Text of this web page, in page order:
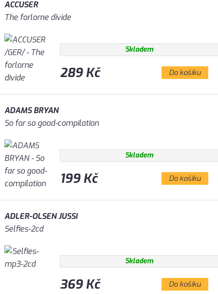
ACCUSER
The forlorne divide
Skladem
289 Kč Do košíku
ADAMS BRYAN
So far so good-compilation
Skladem
199 Kč Do košíku
ADLER-OLSEN JUSSI
Selfies-2cd
Skladem
369 Kč Do košíku